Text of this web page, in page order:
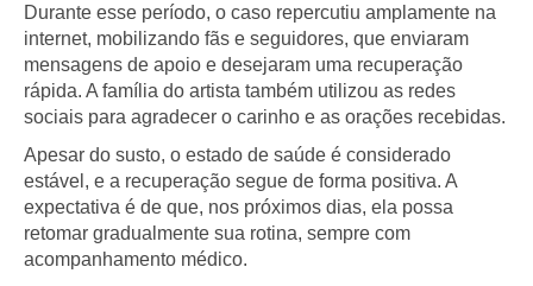
Durante esse período, o caso repercutiu amplamente na
internet, mobilizando fãs e seguidores, que enviaram
mensagens de apoio e desejaram uma recuperação
rápida. A família do artista também utilizou as redes
sociais para agradecer o carinho e as orações recebidas.
Apesar do susto, o estado de saúde é considerado
estável, e a recuperação segue de forma positiva. A
expectativa é de que, nos próximos dias, ela possa
retomar gradualmente sua rotina, sempre com
acompanhamento médico.